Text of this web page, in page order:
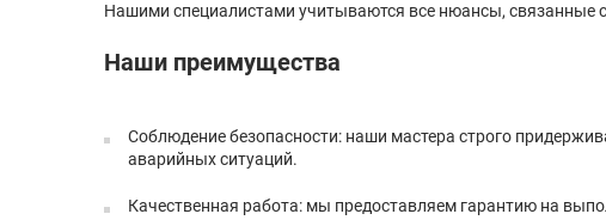
Нашими специалистами учитываются все нюансы, связанные
Наши преимущества
Соблюдение безопасности: наши мастера строго
аварийных ситуаций.
Качественная работа: мы предоставляем гарантию на